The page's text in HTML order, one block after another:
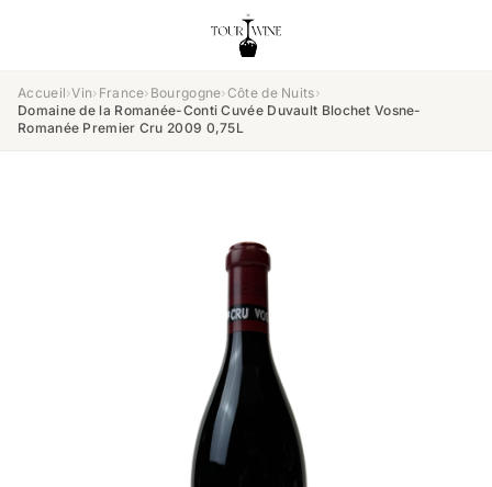
Accueil›Vin› France› Bourgogne›Côte de Nuits›
Domaine de la Romanée-Conti Cuvée Duvault Blochet Vosne-
Romanée Premier Cru 2009 0,75L